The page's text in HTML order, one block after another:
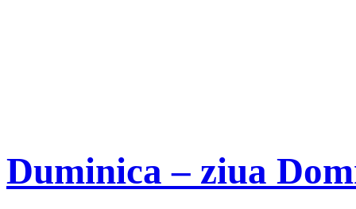
Duminica – ziua